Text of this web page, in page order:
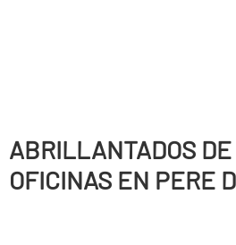
ABRILLANTADOS
OFICINAS EN PERE